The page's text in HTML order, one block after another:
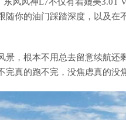
你的油门踩踏深度，以及在
，根本不用总去留意续航还
真的跑不完，没焦虑真的没